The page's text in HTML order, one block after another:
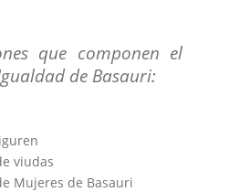
que componen el
de Basauri:
viudas
Mujeres de Basauri